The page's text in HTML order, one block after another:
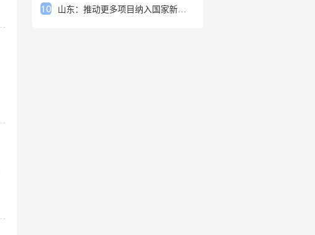
10 山东：推动更多项目纳入国家新增风光大基地项目